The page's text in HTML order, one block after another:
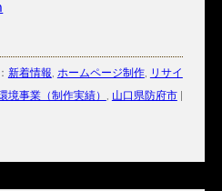
新着情報 ホームページ制作, リサイ
境事業（制作実績） 山口県防府市|